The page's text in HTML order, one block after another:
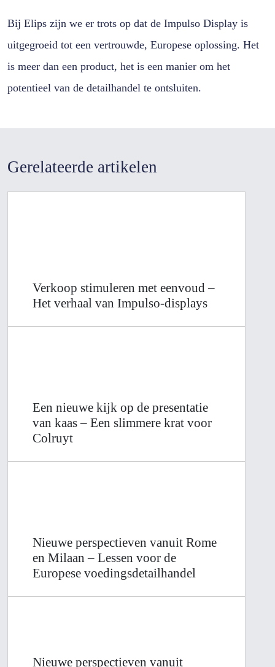
Bij Elips zijn we er trots op dat de Impulso Display is
uitgegroeid tot een vertrouwde, Europese oplossing. Het
is meer dan een product, het is een manier om het
potentieel van de detailhandel te ontsluiten.
Gerelateerde artikelen
Verkoop stimuleren met eenvoud –
Het verhaal van Impulso-displays
Een nieuwe kijk op de presentatie
van kaas – Een slimmere krat voor
Colruyt
Nieuwe perspectieven vanuit Rome
en Milaan – Lessen voor de
Europese voedingsdetailhandel
Nieuwe perspectieven vanuit